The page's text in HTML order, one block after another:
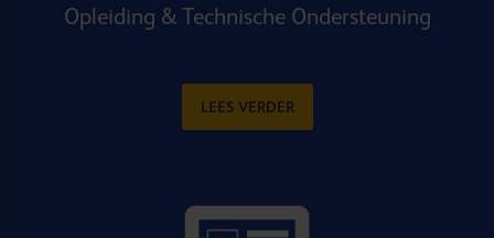
Opleiding & Technische Ondersteuning
LEES VERDER